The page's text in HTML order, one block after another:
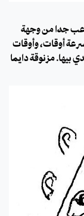
جدًا من وجهة
أوقات، وأوقات
بيها. مزنوقة دايمًا